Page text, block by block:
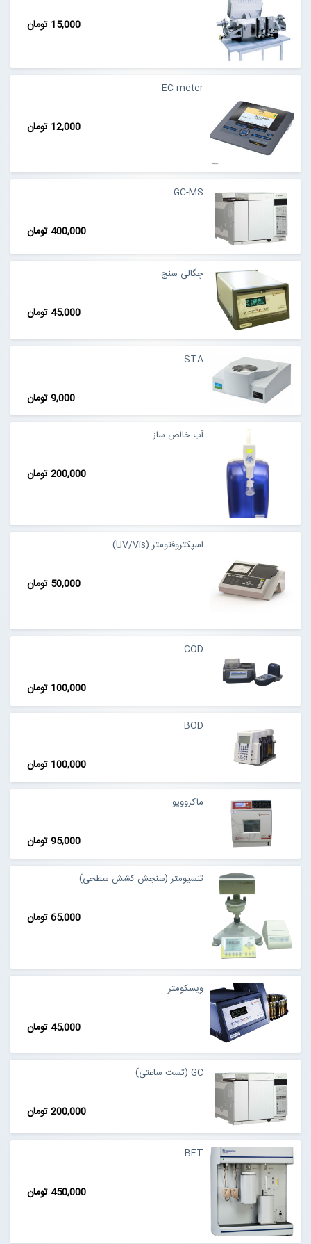
15,000 تومان
EC meter
12,000 تومان
GC-MS
400,000 تومان
چگالی سنج
45,000 تومان
STA
9,000 تومان
آب خالص ساز
200,000 تومان
اسپکتروفتومتر (UV/Vis)
50,000 تومان
COD
100,000 تومان
BOD
100,000 تومان
ماکروویو
95,000 تومان
تنسیومتر (سنجش کشش سطحی)
65,000 تومان
ویسکومتر
45,000 تومان
GC (تست ساعتی)
200,000 تومان
BET
450,000 تومان